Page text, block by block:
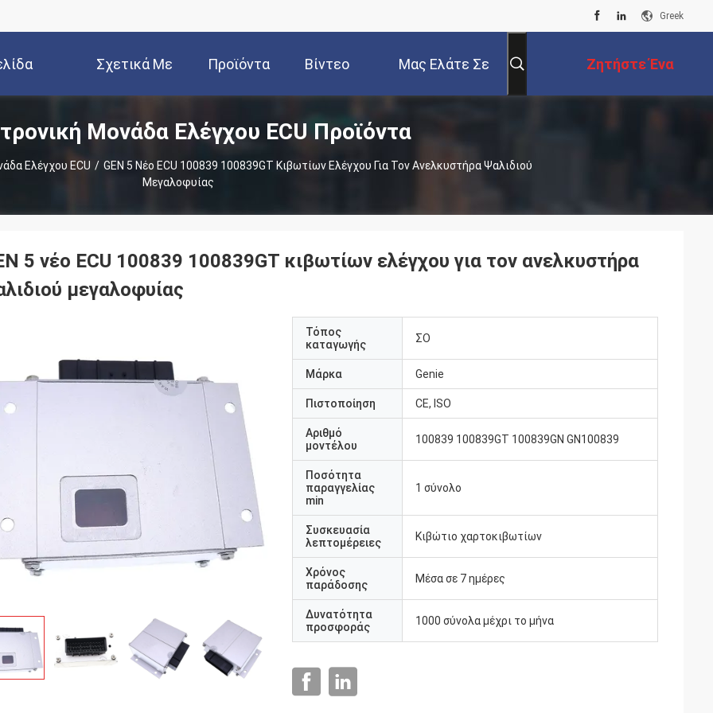
Greek
Σχετικά Με
Εμάς
Προϊόντα Βίντεο Μας Ελάτε Σε Ζητήστε Ένα
Απόσπασμα
Μονάδα Ελέγχου ECU Προϊόντα
Ελέγχου ECU / GEN 5 Νέο ECU 100839 100839GT Κιβωτίων Ελέγχου Για Τον Ανελκυστήρα Ψαλιδιού
Μεγαλοφυίας
5 νέο ECU 100839 100839GT κιβωτίων ελέγχου για τον ανελκυστήρα
μεγαλοφυίας
Τόπος
καταγωγής
ΣΟ
Μάρκα Genie
Πιστοποίηση CE, ISO
Αριθμό
μοντέλου
100839 100839GT 100839GN GN100839
Ποσότητα
παραγγελίας
min
1 σύνολο
Συσκευασία
λεπτομέρειες
Κιβώτιο χαρτοκιβωτίων
Χρόνος
παράδοσης
Μέσα σε 7 ημέρες
Δυνατότητα
προσφοράς
1000 σύνολα μέχρι το μήνα